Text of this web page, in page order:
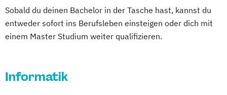
Coaching und Supervision
Computer Science (DE/EN) Controlling
Customer Centricity
DevOps und Cloud Computing (DE/EN)
Politikwissenschaft
Verwaltungswissenschaft Soziologie
Praktische Informatik
Psychologie
Volkswirtschaft
Sobald du deinen Bachelor in der Tasche hast, kannst du
entweder sofort ins Berufsleben einsteigen oder dich mit
einem Master Studium weiter qualifizieren.
Informatik